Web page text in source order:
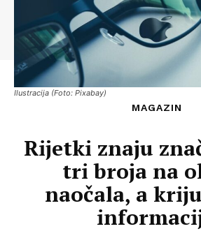
Ilustracija (Foto: Pixabay)
MAGAZIN
Rijetki znaju
tri broja na
naočala, a